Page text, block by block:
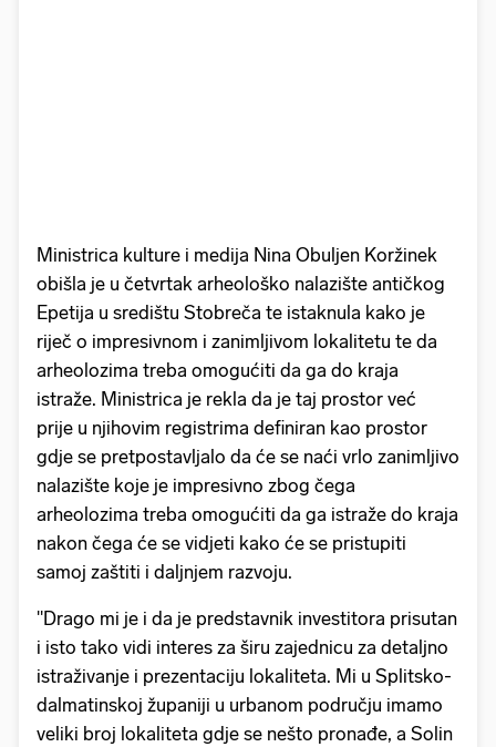
Ministrica kulture i medija Nina Obuljen Koržinek
obišla je u četvrtak arheološko nalazište antičkog
Epetija u središtu Stobreča te istaknula kako je
riječ o impresivnom i zanimljivom lokalitetu te da
arheolozima treba omogućiti da ga do kraja
istraže. Ministrica je rekla da je taj prostor već
prije u njihovim registrima definiran kao prostor
gdje se pretpostavljalo da će se naći vrlo zanimljivo
nalazište koje je impresivno zbog čega
arheolozima treba omogućiti da ga istraže do kraja
nakon čega će se vidjeti kako će se pristupiti
samoj zaštiti i daljnjem razvoju.
​"Drago mi je i da je predstavnik investitora prisutan
i isto tako vidi interes za širu zajednicu za detaljno
istraživanje i prezentaciju lokaliteta. Mi u Splitsko-
dalmatinskoj županiji u urbanom području imamo
veliki broj lokaliteta gdje se nešto pronađe, a Solin